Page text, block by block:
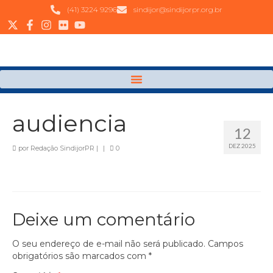
(41) 3224 9296 sindijor@sindijorpr.org.br
12
DEZ 2025
audiencia
por Redação SindijorPR | | 0
Deixe um comentário
O seu endereço de e-mail não será publicado. Campos
obrigatórios são marcados com *